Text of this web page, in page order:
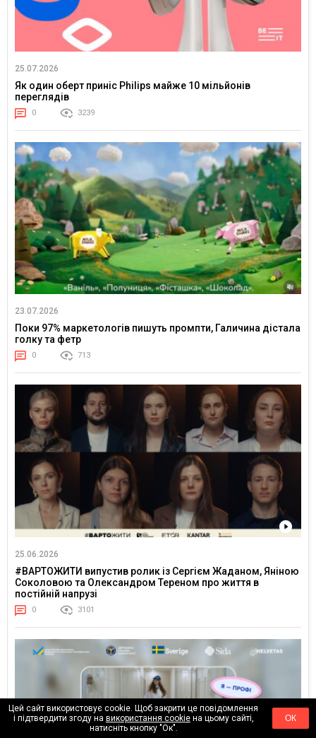
25.07.2026
Як один оберт приніс Philips майже 10 мільйонів
переглядів
0 3239
23.07.2026
Поки 97% маркетологів пишуть промпти, Галичина дістала
голку та фетр
0 713
25.06.2026
#ВАРТОЖИТИ випустив ролик із Сергієм Жаданом, Яніною
Соколовою та Олександром Тереном про життя в
постійній напрузі
0 3101
Цей сайт використовує cookie. Щоб закрити це повідомлення
і підтвердити згоду на використання cookieна цьому сайті,
натисніть кнопку "Ок".
ОК